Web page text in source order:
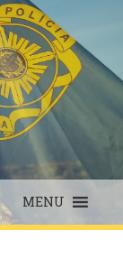
MENU